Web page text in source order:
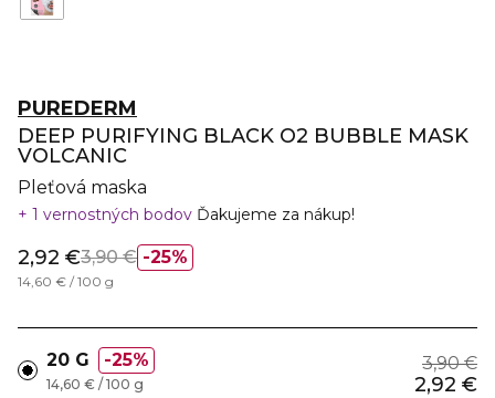
PUREDERM
DEEP PURIFYING BLACK O2 BUBBLE MASK
VOLCANIC
Pleťová maska
1 vernostných bodov Ďakujeme za nákup!
25%
2,92 €3,90 €
14,60 € / 100 g
20 G 25% 3,90 €
2,92 €
14,60 € / 100 g